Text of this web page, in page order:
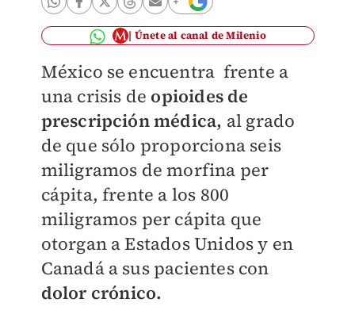
Únete al canal de Milenio
México se encuentra frente a
una crisis de opioides de
prescripción médica, al grado
de que sólo proporciona seis
miligramos de morfina per
cápita, frente a los 800
miligramos per cápita que
otorgan a Estados Unidos y en
Canadá a sus pacientes con
dolor crónico.